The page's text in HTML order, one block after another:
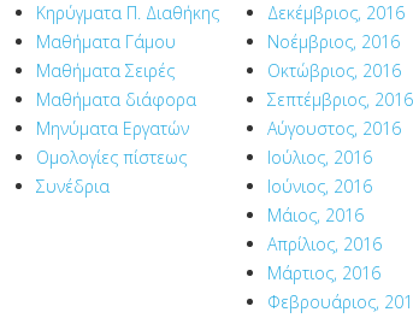
Κηρύγματα Π. Διαθήκης
Μαθήματα Γάμου
Μαθήματα Σειρές
Μαθήματα διάφορα
Μηνύματα Εργατών
Ομολογίες πίστεως
Συνέδρια
Δεκέμβριος, 2016
Νοέμβριος, 2016
Οκτώβριος, 2016
Σεπτέμβριος, 2016
Αύγουστος, 2016
Ιούλιος, 2016
Ιούνιος, 2016
Μάιος, 2016
Απρίλιος, 2016
Μάρτιος, 2016
Φεβρουάριος,